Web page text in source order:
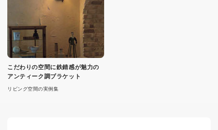
こだわりの空間に鉄錆感が魅力の
アンティーク調ブラケット
リビング空間の実例集